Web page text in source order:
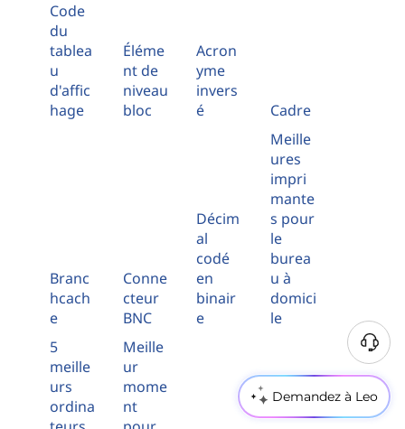
Demandez à Leo
Code
du
tablea
u
d'affic
hage
Éléme
nt de
niveau
bloc
Acron
yme
invers
é
Cadre
Branc
hcach
e
Conne
cteur
BNC
Décim
al
codé
en
binair
e
Meille
ures
impri
mante
s pour
le
burea
u à
domici
le
5
meille
urs
ordina
Meille
ur
mome
nt
B
s